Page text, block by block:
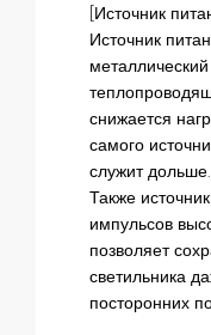
[Источник
Источник
снижается
самого
служит дольше.
Также
импульсов
позволяет
светильника
посторонних